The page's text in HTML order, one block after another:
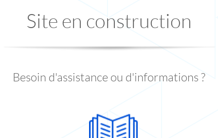
Site en construction
Besoin d'assistance ou d'informations ?